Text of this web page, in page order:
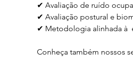
✔ Avaliação de ruído
✔ Avaliação postural e
✔ Metodologia alinhada à
Conheça também nossos